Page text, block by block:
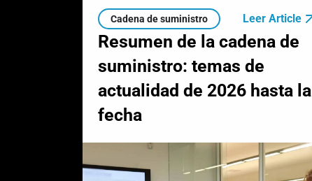
Cadena de suministro Leer Article
Resumen de la cadena de
suministro: temas de
actualidad de 2026 hasta la
fecha